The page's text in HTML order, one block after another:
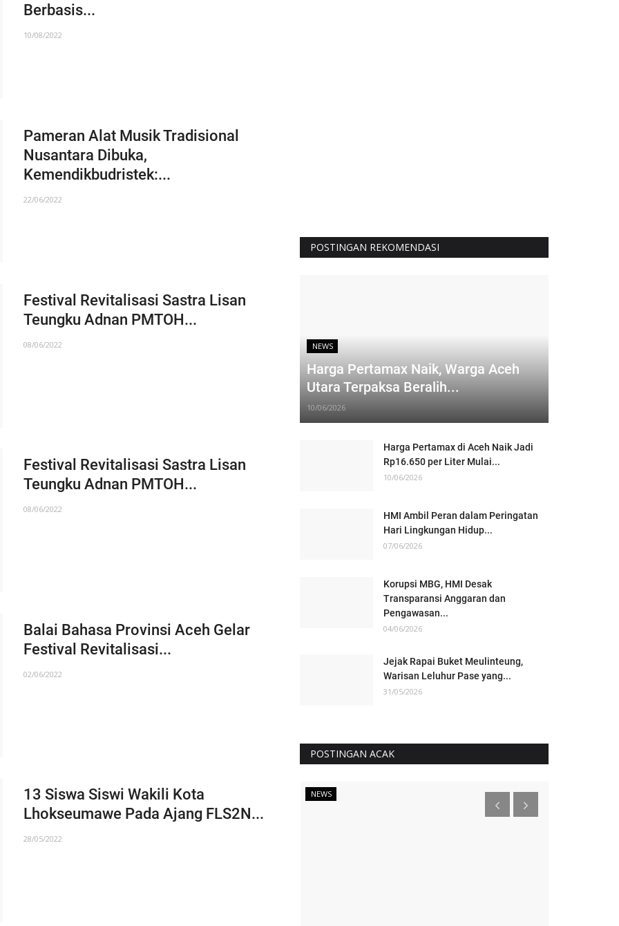
Berbasis...
10/08/2022
Pameran Alat Musik Tradisional
Nusantara Dibuka,
Kemendikbudristek:...
22/06/2022
Festival Revitalisasi Sastra Lisan
Teungku Adnan PMTOH...
08/06/2022
Festival Revitalisasi Sastra Lisan
Teungku Adnan PMTOH...
08/06/2022
Balai Bahasa Provinsi Aceh Gelar
Festival Revitalisasi...
02/06/2022
13 Siswa Siswi Wakili Kota
Lhokseumawe Pada Ajang FLS2N...
28/05/2022
POSTINGAN REKOMENDASI
NEWS
Harga Pertamax Naik, Warga Aceh
Utara Terpaksa Beralih...
10/06/2026
Harga Pertamax di Aceh Naik Jadi
Rp16.650 per Liter Mulai...
10/06/2026
HMI Ambil Peran dalam Peringatan
Hari Lingkungan Hidup...
07/06/2026
Korupsi MBG, HMI Desak
Transparansi Anggaran dan
Pengawasan...
04/06/2026
Jejak Rapai Buket Meulinteung,
Warisan Leluhur Pase yang...
31/05/2026
POSTINGAN ACAK
NEWS NEWS